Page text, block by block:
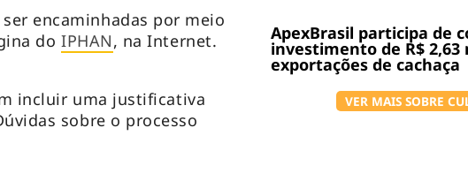
ApexBrasil participa de
investimento de R$ 2,63
exportações de cachaça
VER MAIS SOBRE
encaminhadas por meio
do IPHAN, na Internet.
incluir uma justificativa
sobre o processo